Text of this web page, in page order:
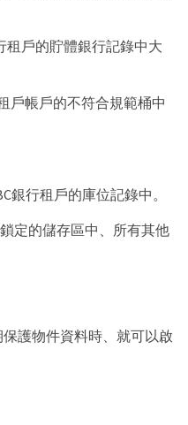
租戶的貯體銀行記錄中大
戶帳戶的不符合規範桶中
銀行租戶的庫位記錄中。
定的儲存區中、所有其他
護物件資料時、就可以啟